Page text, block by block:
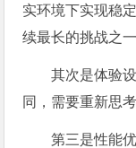
实环境下实现稳
续最长的挑战之一
其次是体验
同，需要重新思
第三是性能